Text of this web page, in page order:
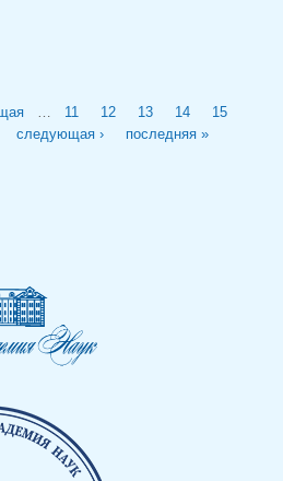
11 12 13 14
15
следующая › последняя »